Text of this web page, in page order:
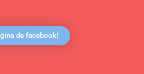
de facebook!